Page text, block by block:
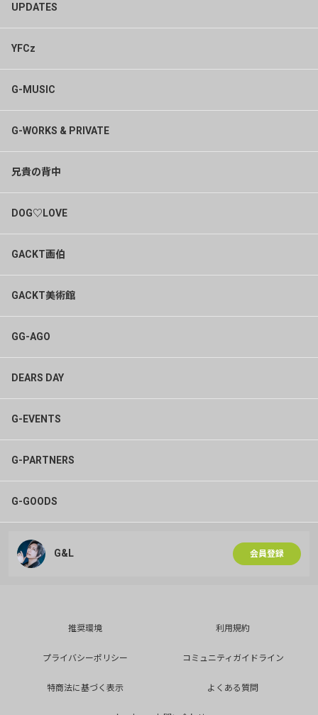
UPDATES
YFCz
G-MUSIC
G-WORKS & PRIVATE
兄貴の背中
DOG♡LOVE
GACKT画伯
GACKT美術館
GG-AGO
DEARS DAY
G-EVENTS
G-PARTNERS
G-GOODS
G&L 会員登録
推奨環境 利用規約
プライバシーポリシー コミュニティガイドライン
特商法に基づく表示 よくある質問